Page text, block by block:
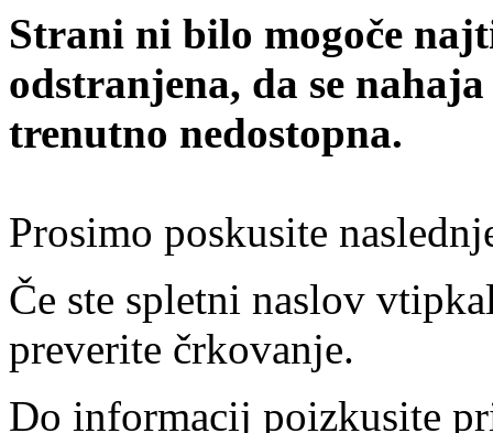
Strani ni bilo mogoče
odstranjena, da se
trenutno nedostopna.
Prosimo poskusite
Če ste spletni naslov
preverite črkovanje.
Do informacij poizkusite